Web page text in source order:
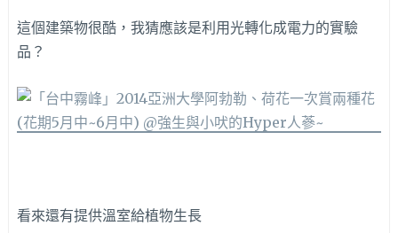
這個建築物很酷，我猜應該是利用光轉化成電力的實驗
品？
看來還有提供溫室給植物生長